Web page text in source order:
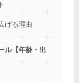
げる理由
ル【年齢・出